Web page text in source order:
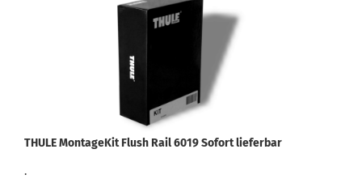
THULE MontageKit Flush Rail 6019 Sofort lieferbar
.